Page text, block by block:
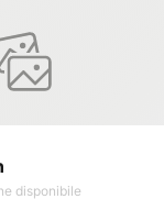
disponibile